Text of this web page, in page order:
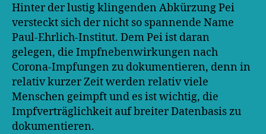
Hinter der lustig klingenden Abkürzung Pei
versteckt sich der nicht so spannende Name
Paul-Ehrlich-Institut. Dem Pei ist daran
gelegen, die Impfnebenwirkungen nach
Corona-Impfungen zu dokumentieren, denn in
relativ kurzer Zeit werden relativ viele
Menschen geimpft und es ist wichtig, die
Impfverträglichkeit auf breiter Datenbasis zu
dokumentieren.